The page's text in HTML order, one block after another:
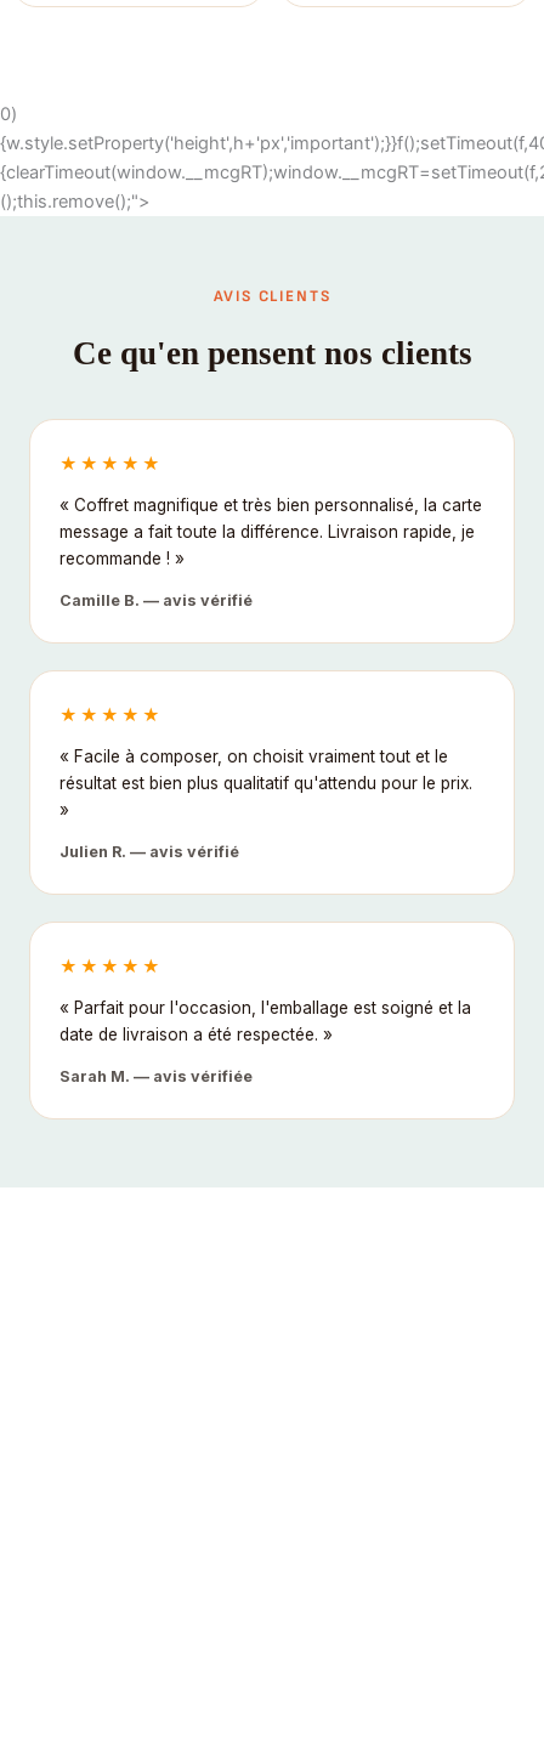
0)
();this.remove();">
AVIS CLIENTS
Ce qu'en pensent nos clients
★★★★★
« Coffret magnifique et très bien personnalisé, la carte
message a fait toute la différence. Livraison rapide, je
recommande ! »
Camille B. — avis vérifié
★★★★★
« Facile à composer, on choisit vraiment tout et le
résultat est bien plus qualitatif qu'attendu pour le prix.
»
Julien R. — avis vérifié
★★★★★
« Parfait pour l'occasion, l'emballage est soigné et la
date de livraison a été respectée. »
Sarah M. — avis vérifiée